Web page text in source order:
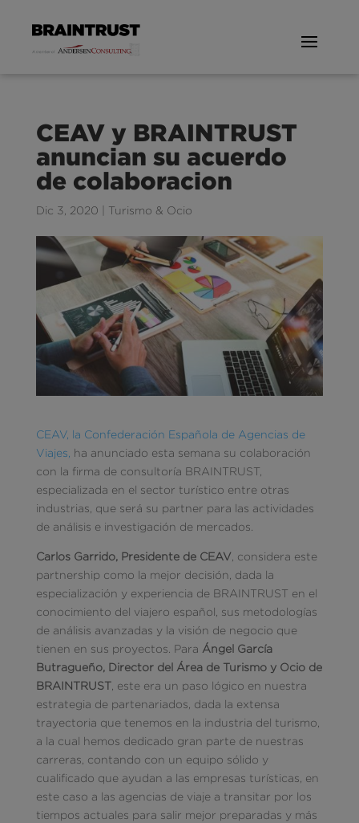
CEAV y BRAINTRUST
anuncian su acuerdo
de colaboracion
Dic 3, 2020 Turismo & Ocio
CEAV, la Confederación Española de Agencias de
Viajes, ha anunciado esta semana su colaboración
con la firma de consultoría BRAINTRUST,
especializada en el sector turístico entre otras
industrias, que será su partner para las actividades
de análisis e investigación de mercados.
Carlos Garrido, Presidente de CEAV , considera este
partnership como la mejor decisión, dada la
especialización y experiencia de BRAINTRUST en el
conocimiento del viajero español, sus metodologías
de análisis avanzadas y la visión de negocio que
tienen en sus proyectos. Para Ángel García
Butragueño, Director del Área de Turismo y Ocio de
BRAINTRUST, este era un paso lógico en nuestra
estrategia de partenariados, dada la extensa
trayectoria que tenemos en la industria del turismo,
a la cual hemos dedicado gran parte de nuestras
carreras, contando con un equipo sólido y
cualificado que ayudan a las empresas turísticas, en
este caso a las agencias de viaje a transitar por los
tiempos actuales para salir mejor preparadas y más